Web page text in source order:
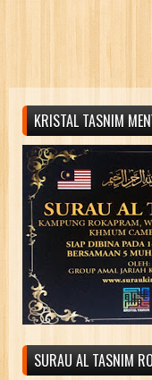
KRISTAL TASNIM
SURAU AL TASNIM